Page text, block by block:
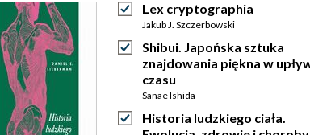
Lex cryptographia
Jakub J. Szczerbowski
Shibui. Japońska sztuka
znajdowania piękna w
czasu
Sanae Ishida
Historia ludzkiego ciała.